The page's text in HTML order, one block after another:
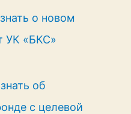
о новом
УК «БКС»
об
с целевой